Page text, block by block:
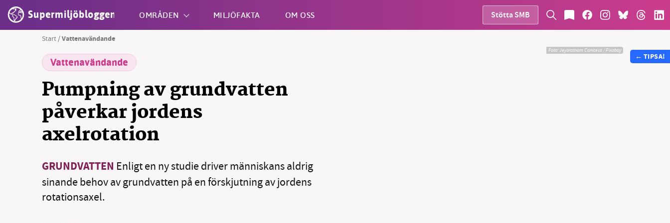
Supermiljöbloggen OMRÅDEN MILJÖFAKTA OM OSS Stötta SMB
Shift + S
Start /Vattenavändande
Vattenavändande
Pumpning av grundvatten
påverkar jordens
axelrotation
GRUNDVATTEN Enligt en ny studie driver människans aldrig
sinande behov av grundvatten på en förskjutning av jordens
rotationsaxel.
Foto:Jeyaratnam Caniceus / Pixabay
← TIPSA!